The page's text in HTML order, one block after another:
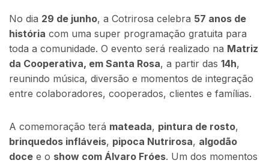
No dia 29 de junho, a Cotrirosa celebra 57 anos de
história com uma super programação gratuita para
toda a comunidade. O evento será realizado na Matriz
da Cooperativa, em Santa Rosa, a partir das 14h,
reunindo música, diversão e momentos de integração
entre colaboradores, cooperados, clientes e famílias.
A comemoração terá mateada, pintura de rosto,
brinquedos infláveis, pipoca Nutrirosa, algodão
doce e o show com Álvaro Fróes. Um dos momentos